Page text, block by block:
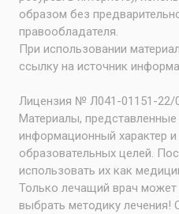
образом без
правообладателя.
При использовании
ссылку на источник
Лицензия № Л041-01151-22/
Материалы, представленные
информационный характер
образовательных целей.
использовать их как
Только лечащий врач может
выбрать методику